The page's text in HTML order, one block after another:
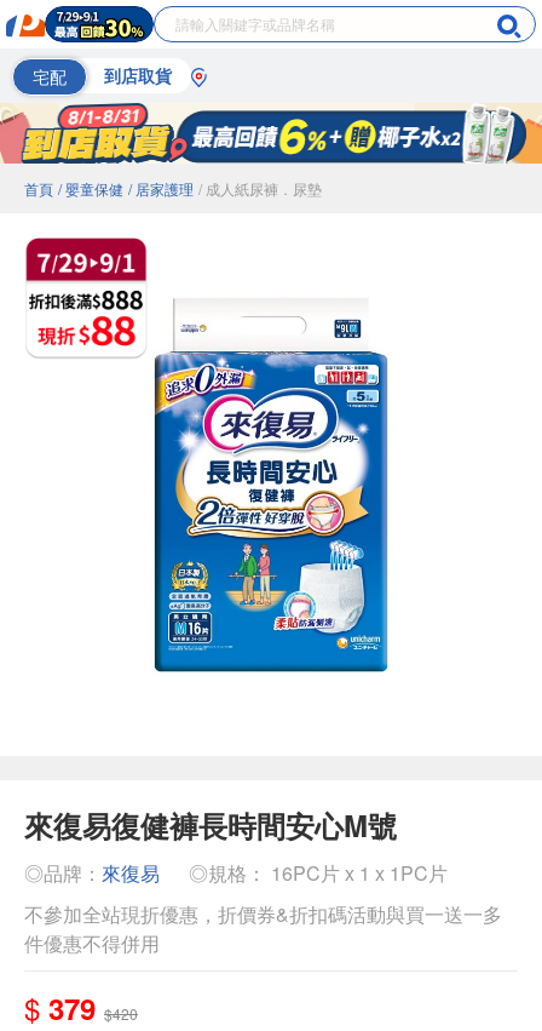
宅配 到店取貨
首頁 / 嬰童保健 / 居家護理 / 成人紙尿褲．尿墊
來復易復健褲長時間安心M號
◎品牌： 來復易
◎規格： 16PC片 x 1 x 1PC片
不參加全站現折優惠，折價券&折扣碼活動與買一送一多
件優惠不得併用
$ 379 $420